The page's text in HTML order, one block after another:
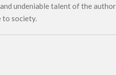
undeniable talent of the
to society.